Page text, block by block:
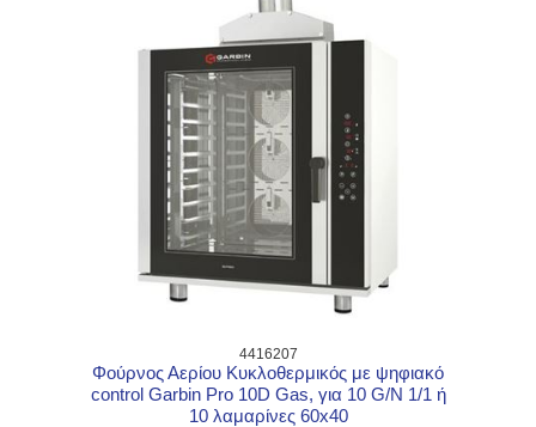
4416207
Φούρνος Αερίου Κυκλοθερμικός με ψηφιακό
control Garbin Pro 10D Gas, για 10 G/N 1/1 ή
10 λαμαρίνες 60x40